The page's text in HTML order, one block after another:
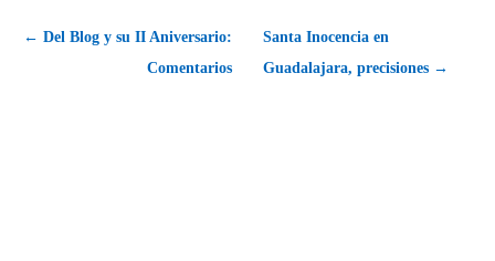
← Del Blog y su II Aniversario:
Comentarios
Santa Inocencia en
Guadalajara, precisiones →